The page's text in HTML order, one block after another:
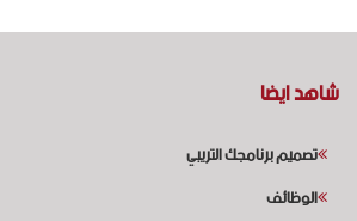
شاهد ايضا
تصميم برنامجك التريبي
الوظائف